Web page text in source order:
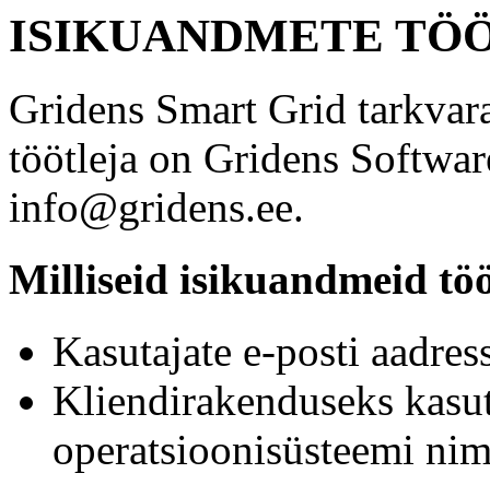
ISIKUANDMETE
Gridens Smart Grid
töötleja on Gridens
info@gridens.ee.
Milliseid isikuandmeid
Kasutajate e-posti
Kliendirakenduseks
operatsioonisüsteemi